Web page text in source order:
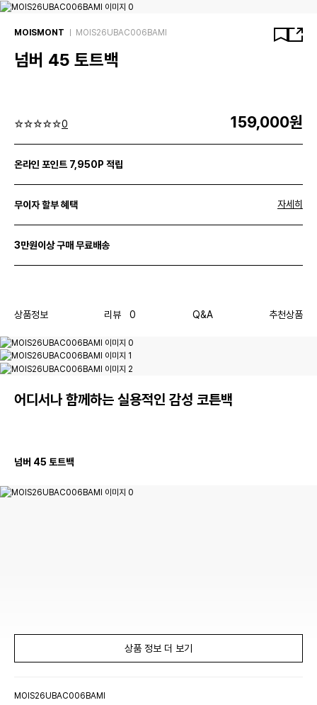
MOISMONT MOIS26UBAC006BAMI
넘버 45 토트백
0 159,000원
온라인 포인트 7,950P 적립
무이자 할부 혜택 자세히
3만원이상 구매 무료배송
상품정보 리뷰 0 Q&A 추천상품
어디서나 함께하는 실용적인 감성 코튼백
넘버 45 토트백
상품 정보 더 보기
MOIS26UBAC006BAMI